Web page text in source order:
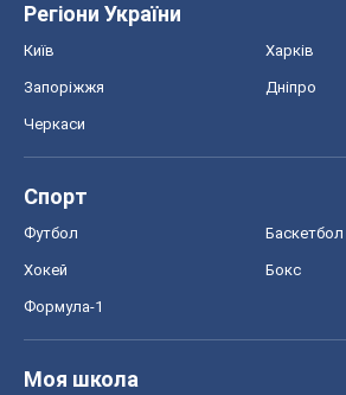
Регіони України
Київ Харків
Запоріжжя Дніпро
Черкаси
Спорт
Футбол Баскетбол
Хокей Бокс
Формула-1
Моя школа